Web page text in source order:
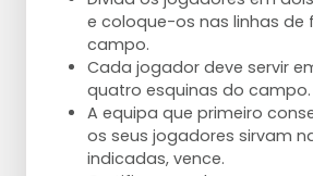
e coloque-os nas linhas de
campo.
Cada jogador deve servir
quatro esquinas do campo.
A equipa que primeiro
os seus jogadores sirvam
indicadas, vence.